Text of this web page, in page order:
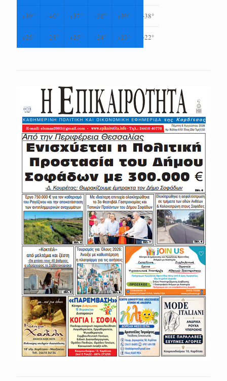
+39° +40° +37° +38° +39° +38°
+25° +28° +25° +24° +23° +22°